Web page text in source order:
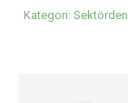
Kategori: